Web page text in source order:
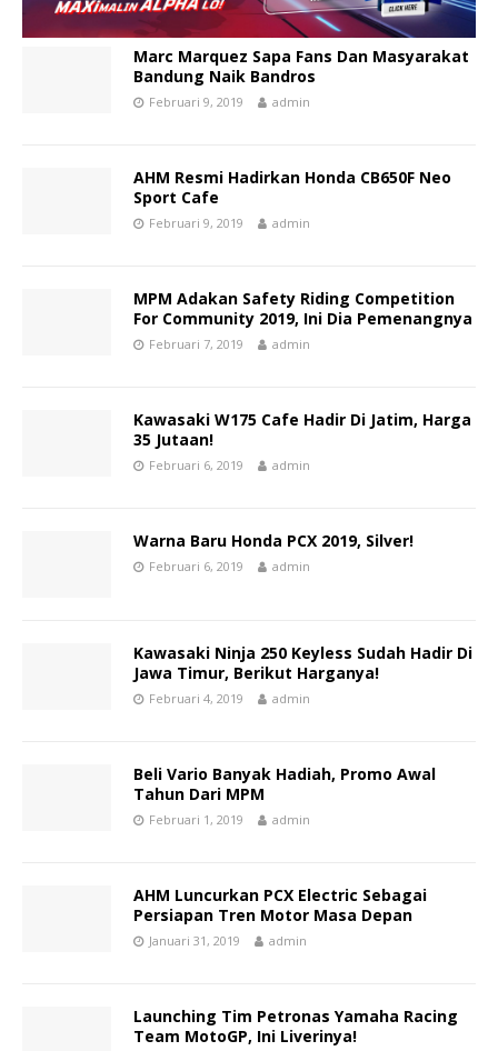
Marc Marquez Sapa Fans Dan Masyarakat
Bandung Naik Bandros
Februari 9, 2019 admin
AHM Resmi Hadirkan Honda CB650F Neo
Sport Cafe
Februari 9, 2019 admin
MPM Adakan Safety Riding Competition
For Community 2019, Ini Dia Pemenangnya
Februari 7, 2019 admin
Kawasaki W175 Cafe Hadir Di Jatim, Harga
35 Jutaan!
Februari 6, 2019 admin
Warna Baru Honda PCX 2019, Silver!
Februari 6, 2019 admin
Kawasaki Ninja 250 Keyless Sudah Hadir Di
Jawa Timur, Berikut Harganya!
Februari 4, 2019 admin
Beli Vario Banyak Hadiah, Promo Awal
Tahun Dari MPM
Februari 1, 2019 admin
AHM Luncurkan PCX Electric Sebagai
Persiapan Tren Motor Masa Depan
Januari 31, 2019 admin
Launching Tim Petronas Yamaha Racing
Team MotoGP, Ini Liverinya!